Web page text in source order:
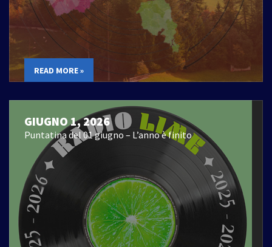
READ MORE »
GIUGNO 1, 2026
Puntatina del 01 giugno – L’anno è finito